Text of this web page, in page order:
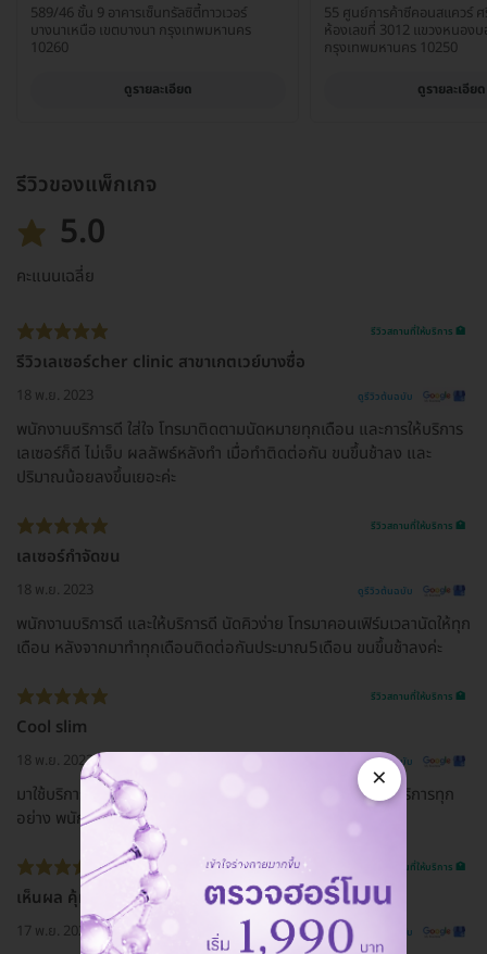
589/46 ชั้น 9 อาคารเซ็นทรัลซิตี้ทาวเวอร์
บางนาเหนือ เขตบางนา กรุงเทพมหานคร
10260
ดูรายละเอียด
55 ศูนย์การค้าซีคอนสแควร์
ห้องเลขที่ 3012 แขวงหนองบ
กรุงเทพมหานคร 10250
ดูรายละเอียด
รีวิวของแพ็กเกจ
5.0
คะแนนเฉลี่ย
รีวิวสถานที่ให้บริการ 🏥
รีวิวเลเซอร์cher clinic สาขาเกตเวย์บางซื่อ
18 พ.ย. 2023 ดูรีวิวต้นฉบับ
พนักงานบริการดี ใส่ใจ โทรมาติดตามนัดหมายทุกเดือน และการให้บริการ
เลเซอร์ก็ดี ไม่เจ็บ ผลลัพธ์หลังทำ เมื่อทำติดต่อกัน ขนขึ้นช้าลง และ
ปริมาณน้อยลงขึ้นเยอะค่ะ
รีวิวสถานที่ให้บริการ 🏥
เลเซอร์กำจัดขน
18 พ.ย. 2023 ดูรีวิวต้นฉบับ
พนักงานบริการดี และให้บริการดี นัดคิวง่าย โทรมาคอนเฟิร์มเวลานัดให้ทุก
เดือน หลังจากมาทำทุกเดือนติดต่อกันประมาณ5เดือน ขนขึ้นช้าลงค่ะ
รีวิวสถานที่ให้บริการ 🏥
Cool slim
18 พ.ย. 2023 ดูรีวิวต้นฉบับ
มาใช้บริการบริการครั้งแรก ที่สาขาซีคอนบางแค ประทับใจการบริการทุก
อย่าง พนักงานใส่ใจและให้ข้อมูลเป็นอย่างดี ❤️
รีวิวสถานที่ให้บริการ 🏥
เห็นผล คุ้มค่า
17 พ.ย. 2023 ดูรีวิวต้นฉบับ
×